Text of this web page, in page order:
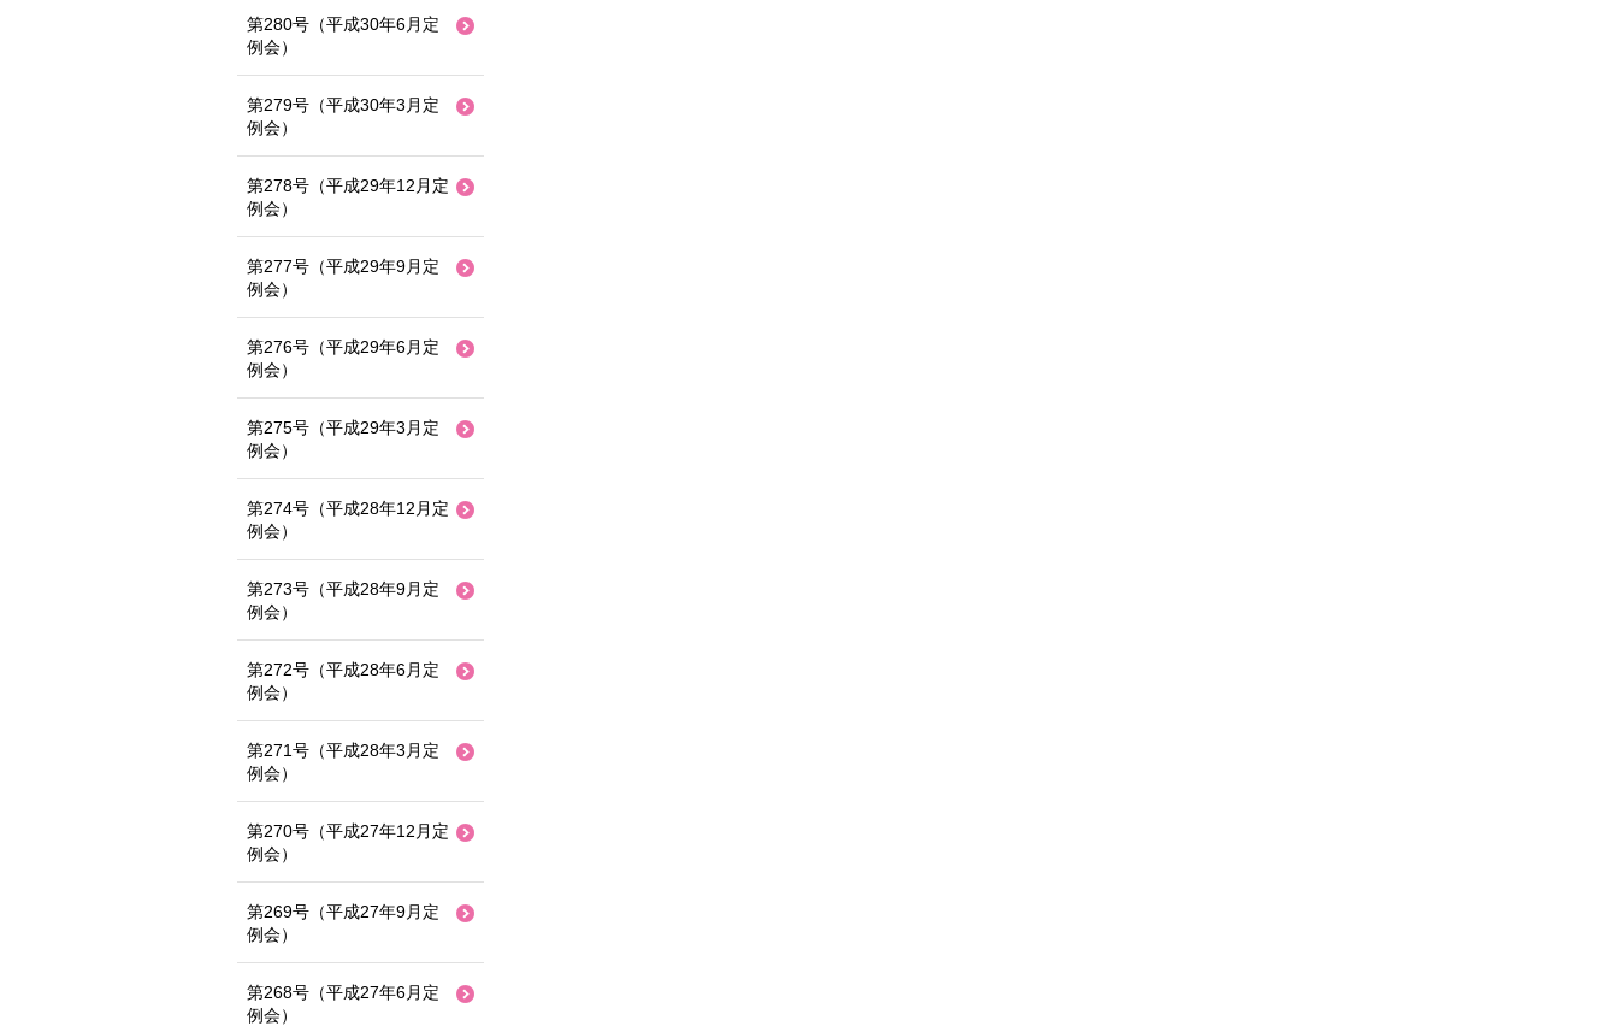
第280号（平成30年6月定
例会）
第279号（平成30年3月定
例会）
第278号（平成29年12月定
例会）
第277号（平成29年9月定
例会）
第276号（平成29年6月定
例会）
第275号（平成29年3月定
例会）
第274号（平成28年12月定
例会）
第273号（平成28年9月定
例会）
第272号（平成28年6月定
例会）
第271号（平成28年3月定
例会）
第270号（平成27年12月定
例会）
第269号（平成27年9月定
例会）
第268号（平成27年6月定
例会）